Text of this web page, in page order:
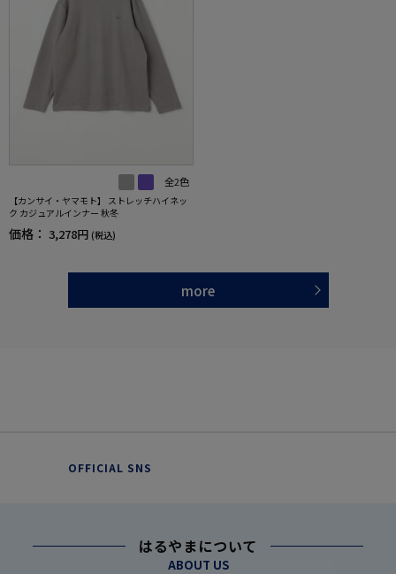
全2色
【カンサイ・ヤマモト】 ストレッチハイネッ
ク カジュアルインナー 秋冬
価格： 3,278円 (税込)
more
OFFICIAL SNS
はるやまについて
ABOUT US